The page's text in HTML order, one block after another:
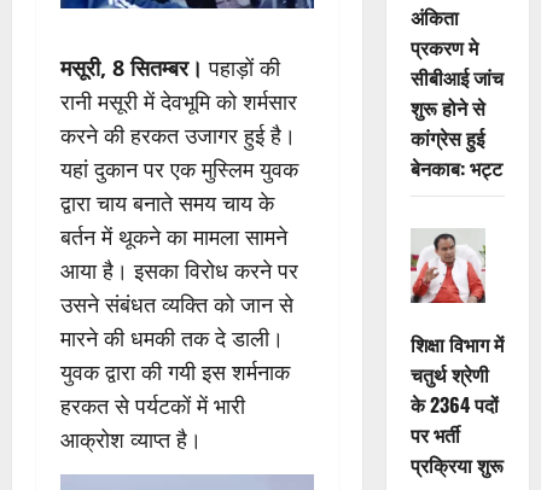
मसूरी, 8 सितम्बर। पहाड़ों की
रानी मसूरी में देवभूमि को शर्मसार
करने की हरकत उजागर हुई है।
यहां दुकान पर एक मुस्लिम युवक
द्वारा चाय बनाते समय चाय के
बर्तन में थूकने का मामला सामने
आया है। इसका विरोध करने पर
उसने संबंधत व्यक्ति को जान से
मारने की धमकी तक दे डाली।
युवक द्वारा की गयी इस शर्मनाक
हरकत से पर्यटकों में भारी
आक्रोश व्याप्त है।
अंकिता
प्रकरण मे
सीबीआई जांच
शुरू होने से
कांग्रेस हुई
बेनकाब: भट्ट
शिक्षा विभाग में
चतुर्थ श्रेणी
के 2364 पदों
पर भर्ती
प्रक्रिया शुरू